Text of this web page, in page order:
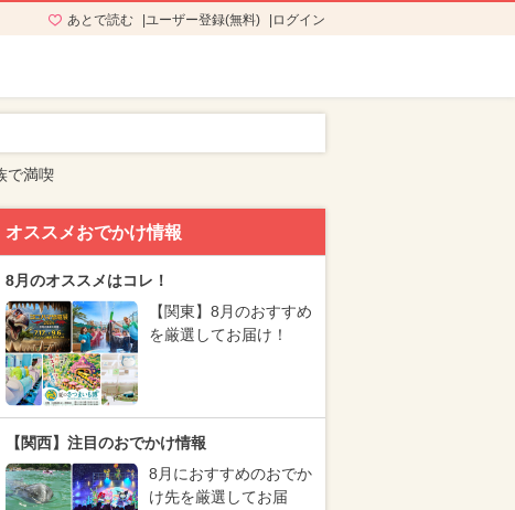
あとで読む ユーザー登録(無料) ログイン
で満喫
オススメおでかけ情報
8月のオススメはコレ！
【関東】8月のおすすめ
を厳選してお届け！
【関西】注目のおでかけ情報
8月におすすめのおでか
け先を厳選してお届